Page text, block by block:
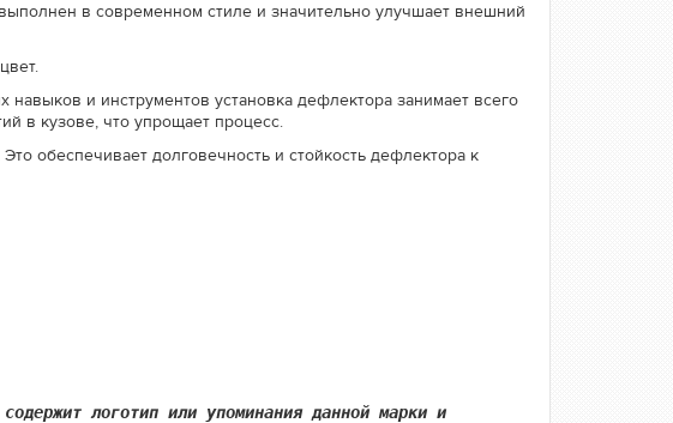
в современном стиле и значительно улучшает внешний
и инструментов установка дефлектора занимает всего
в кузове, что упрощает процесс.
обеспечивает долговечность и стойкость дефлектора к
логотип или упоминания данной марки и